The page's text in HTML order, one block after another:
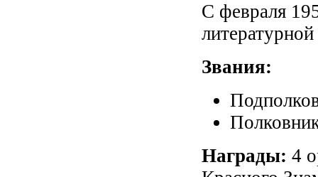
С февраля
Звания:
Награды: 4